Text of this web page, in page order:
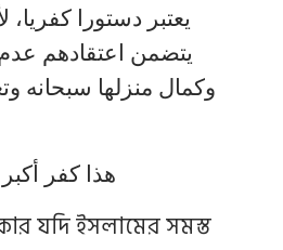
يعتبر دستورا
يتضمن اعتقادهم
وكمال منزلها سبحانه
هذا كفر
যদি ইসলামের সমস্ত